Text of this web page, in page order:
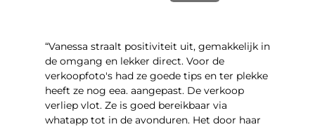
“Vanessa straalt positiviteit uit, gemakkelijk in
de omgang en lekker direct. Voor de
verkoopfoto's had ze goede tips en ter plekke
heeft ze nog eea. aangepast. De verkoop
verliep vlot. Ze is goed bereikbaar via
whatapp tot in de avonduren. Het door haar